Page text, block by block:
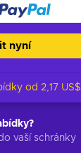
nyní
od 2,17 US$
vaší schránky